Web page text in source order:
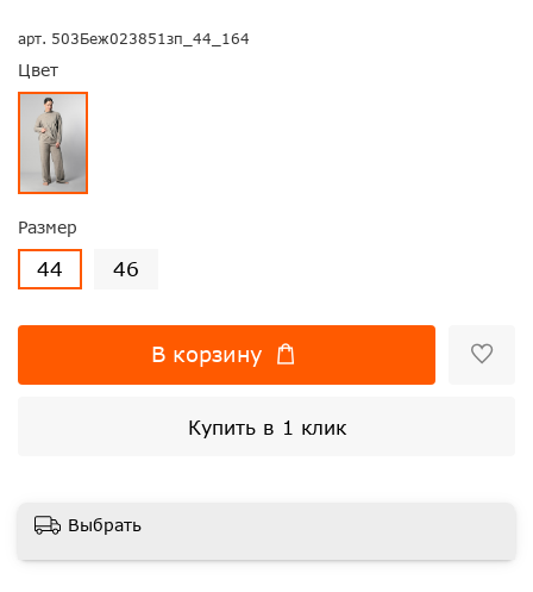
арт. 503Беж023851зп_44_164
Цвет
Размер
44 46
В корзину
Купить в 1 клик
Выбрать